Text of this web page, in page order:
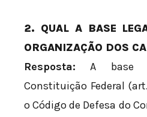
2. QUAL A BASE
ORGANIZAÇÃO DOS
Resposta: A base
Constituição Federal
o Código de Defesa do